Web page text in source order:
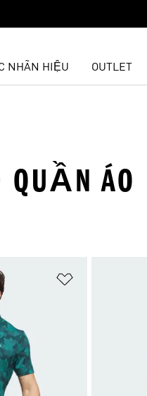
NHÃN HIỆU OUTLET
QUẦN ÁO